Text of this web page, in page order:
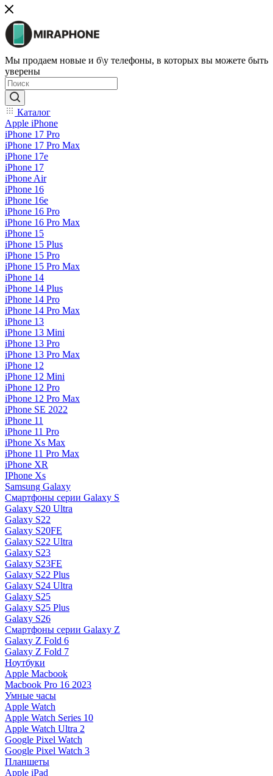
Мы продаем новые и б\у телефоны, в которых вы можете быть
уверены
Каталог
Apple iPhone
iPhone 17 Pro
iPhone 17 Pro Max
iPhone 17e
iPhone 17
iPhone Air
iPhone 16
iPhone 16e
iPhone 16 Pro
iPhone 16 Pro Max
iPhone 15
iPhone 15 Plus
iPhone 15 Pro
iPhone 15 Pro Max
iPhone 14
iPhone 14 Plus
iPhone 14 Pro
iPhone 14 Pro Max
iPhone 13
iPhone 13 Mini
iPhone 13 Pro
iPhone 13 Pro Max
iPhone 12
iPhone 12 Mini
iPhone 12 Pro
iPhone 12 Pro Max
iPhone SE 2022
iPhone 11
iPhone 11 Pro
iPhone Xs Max
iPhone 11 Pro Max
iPhone XR
IPhone Xs
Samsung Galaxy
Смартфоны серии Galaxy S
Galaxy S20 Ultra
Galaxy S22
Galaxy S20FE
Galaxy S22 Ultra
Galaxy S23
Galaxy S23FE
Galaxy S22 Plus
Galaxy S24 Ultra
Galaxy S25
Galaxy S25 Plus
Galaxy S26
Смартфоны серии Galaxy Z
Galaxy Z Fold 6
Galaxy Z Fold 7
Ноутбуки
Apple Macbook
Macbook Pro 16 2023
Умные часы
Apple Watch
Apple Watch Series 10
Apple Watch Ultra 2
Google Pixel Watch
Google Pixel Watch 3
Планшеты
Apple iPad